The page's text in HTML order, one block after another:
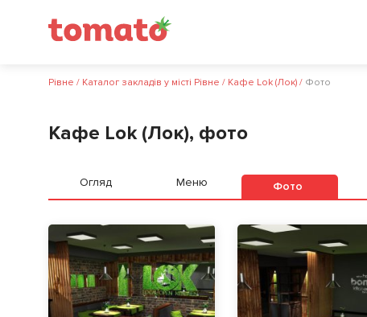
Рівне / Каталог закладів у місті Рівне / Кафе Lok (Лок) / Фото
Кафе Lok (Лок), фото
Огляд Меню Фото